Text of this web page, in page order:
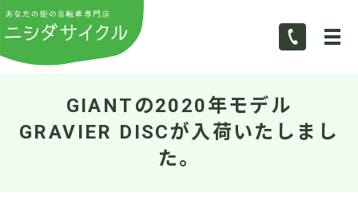
GIANTの2020年モデル
GRAVIER DISCが入荷いたしまし
た。